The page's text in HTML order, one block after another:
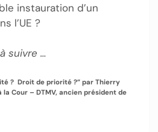
instauration d’un
l’UE ?
à suivre …
? Droit de priorité ?” par Thierry
la Cour – DTMV, ancien président de